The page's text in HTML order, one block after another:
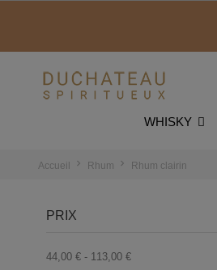
WHISKY
Accueil Rhum Rhum clairin
PRIX
44,00 € - 113,00 €